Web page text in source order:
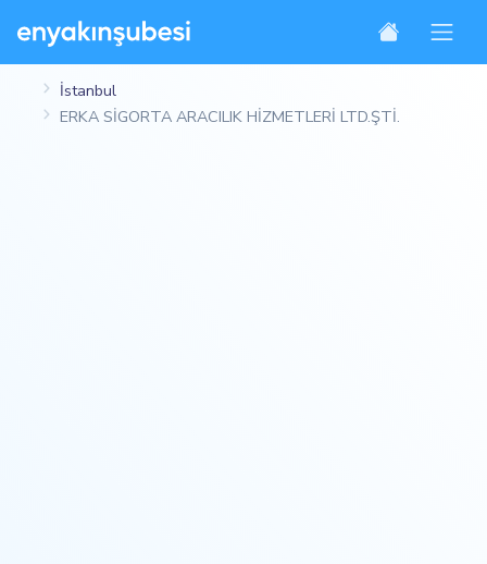
İstanbul
ERKA SİGORTA ARACILIK HİZMETLERİ LTD.ŞTİ.